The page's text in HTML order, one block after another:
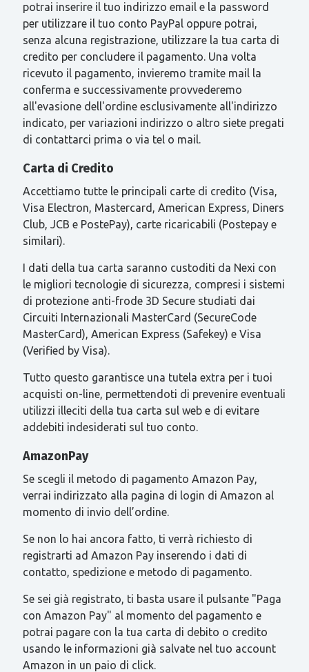
potrai inserire il tuo indirizzo email e la password
per utilizzare il tuo conto PayPal oppure potrai,
senza alcuna registrazione, utilizzare la tua carta di
credito per concludere il pagamento. Una volta
ricevuto il pagamento, invieremo tramite mail la
conferma e successivamente provvederemo
all'evasione dell'ordine esclusivamente all'indirizzo
indicato, per variazioni indirizzo o altro siete pregati
di contattarci prima o via tel o mail.
Carta di Credito
Accettiamo tutte le principali carte di credito (Visa,
Visa Electron, Mastercard, American Express, Diners
Club, JCB e PostePay), carte ricaricabili (Postepay e
similari).
I dati della tua carta saranno custoditi da Nexi con
le migliori tecnologie di sicurezza, compresi i sistemi
di protezione anti-frode 3D Secure studiati dai
Circuiti Internazionali MasterCard (SecureCode
MasterCard), American Express (Safekey) e Visa
(Verified by Visa).
Tutto questo garantisce una tutela extra per i tuoi
acquisti on-line, permettendoti di prevenire eventuali
utilizzi illeciti della tua carta sul web e di evitare
addebiti indesiderati sul tuo conto.
AmazonPay
Se scegli il metodo di pagamento Amazon Pay,
verrai indirizzato alla pagina di login di Amazon al
momento di invio dell’ordine.
Se non lo hai ancora fatto, ti verrà richiesto di
registrarti ad Amazon Pay inserendo i dati di
contatto, spedizione e metodo di pagamento.
Se sei già registrato, ti basta usare il pulsante "Paga
con Amazon Pay" al momento del pagamento e
potrai pagare con la tua carta di debito o credito
usando le informazioni già salvate nel tuo account
Amazon in un paio di click.